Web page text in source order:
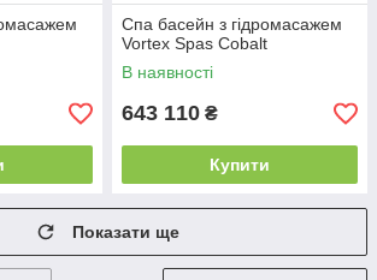
Спа басейн з гідромасажем
Vortex Spas Cobalt
В наявності
643 110 ₴
Купити
Показати ще